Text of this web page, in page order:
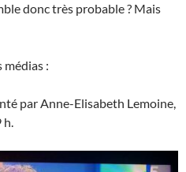
donc très probable ? Mais
médias :
par Anne-Elisabeth Lemoine,
h.